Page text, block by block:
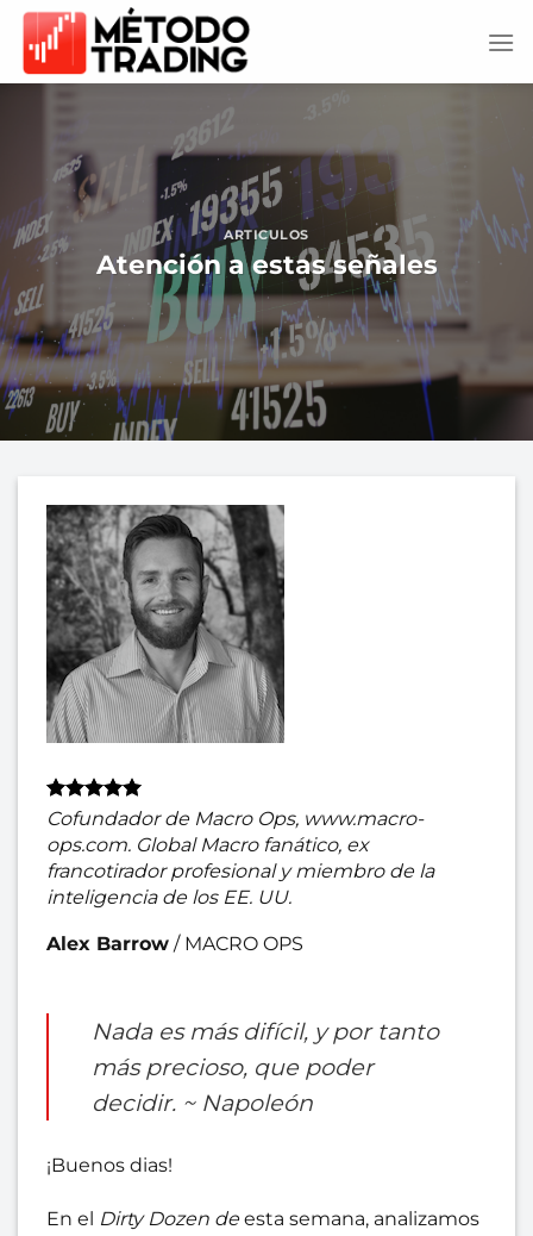
Saltar
contenido
ARTICULOS
Atención a estas señales
Cofundador de Macro Ops, www.macro-
ops.com. Global Macro fanático, ex
francotirador profesional y miembro de la
inteligencia de los EE. UU.
Alex Barrow / MACRO OPS
Nada es más difícil, y por tanto
más precioso, que poder
decidir. ~ Napoleón
¡Buenos dias!
En el Dirty Dozen deesta semana, analizamos